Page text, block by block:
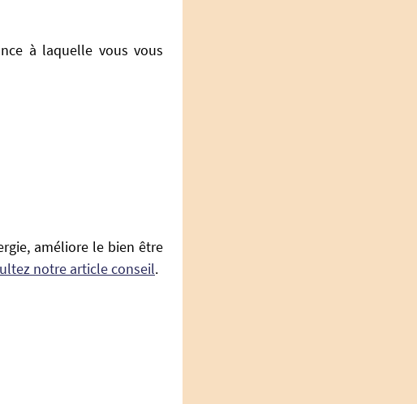
à laquelle vous vous
améliore le bien être
notre article conseil.